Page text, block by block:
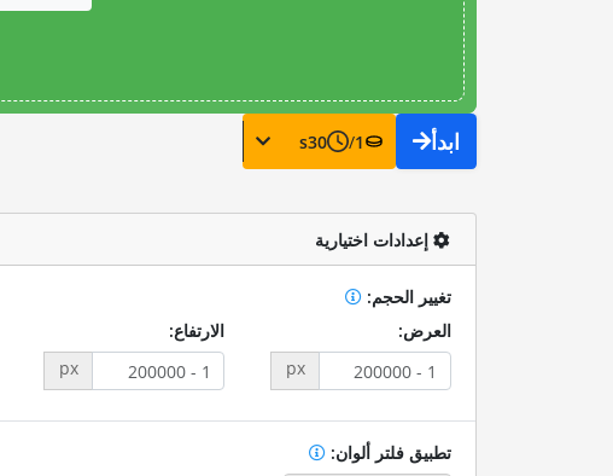
ابدأ 1
/
30
s
إعدادات اختيارية
تغيير الحجم:
العرض:
px
الارتفاع:
px
تطبيق فلتر ألوان: